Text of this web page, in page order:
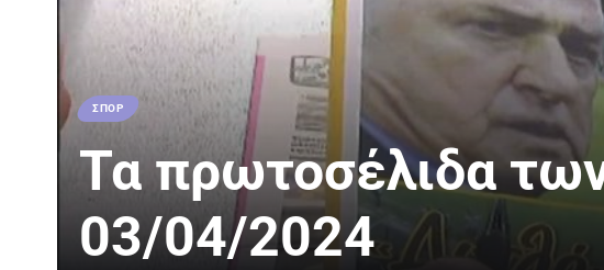
ΣΠΟΡ
Τα πρωτοσέλιδα
03/04/2024